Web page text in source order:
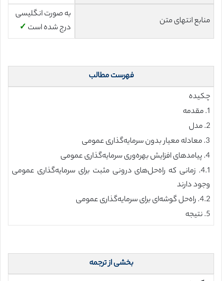
منابع انتهای متن
به صورت انگلیسی
درج شده است ✓
فهرست مطالب
چکیده
1. مقدمه
2. مدل
3. معادله معیار بدون سرمایه‌گذاری عمومی
4. پیامدهای افزایش بهره‌وری سرمایه‌گذاری عمومی
4.1. زمانی که راه‌حل‌های درونی مثبت برای سرمایه‌گذاری عمومی
وجود دارند
4.2. راه‌حل گوشه‌ای برای سرمایه‌گذاری عمومی
5. نتیجه
بخشی از ترجمه